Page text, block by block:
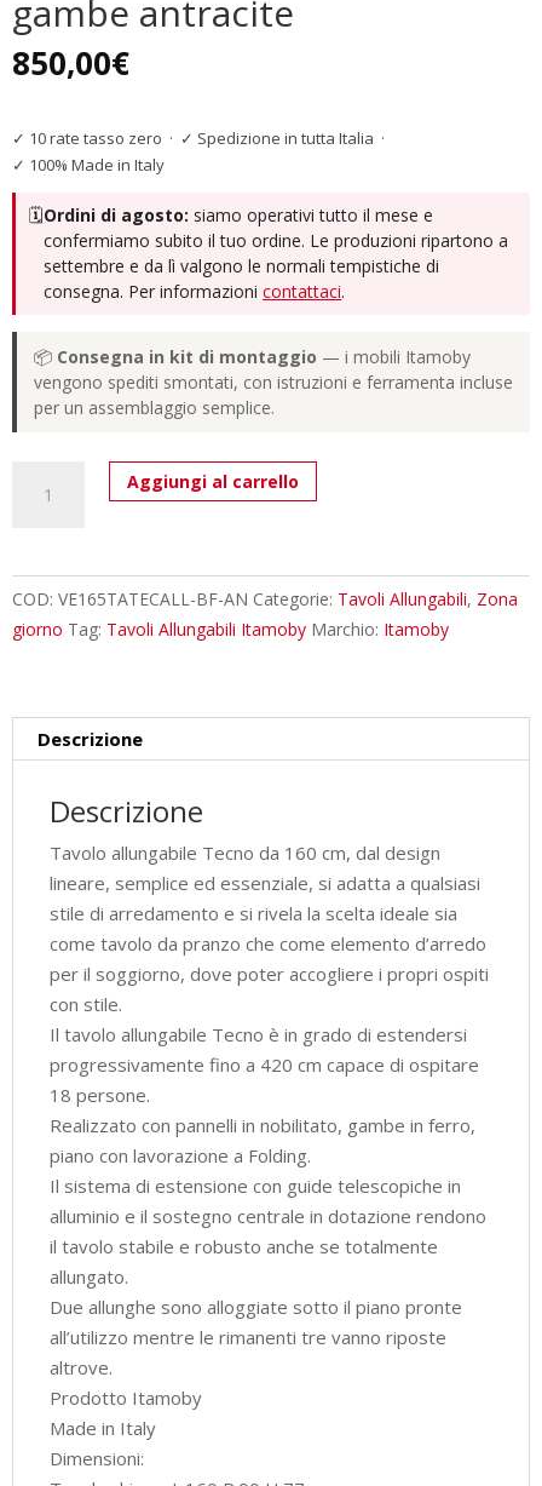
gambe antracite
850,00€
✓ 10 rate tasso zero · ✓ Spedizione in tutta Italia ·
✓ 100% Made in Italy
🗓️Ordini di agosto: siamo operativi tutto il mese e
confermiamo subito il tuo ordine. Le produzioni ripartono a
settembre e da lì valgono le normali tempistiche di
consegna. Per informazionicontattaci.
📦 Consegna in kit di montaggio — i mobili Itamoby
vengono spediti smontati, con istruzioni e ferramenta incluse
per un assemblaggio semplice.
allungabile
Tecno
bianco
antracite
quantità
Aggiungi al carrello
COD: VE165TATECALL-BF-AN Categorie: Tavoli Allungabili, Zona
giorno Tag: Tavoli Allungabili Itamoby Marchio: Itamoby
Descrizione
Descrizione
Tavolo allungabile Tecno da 160 cm, dal design
lineare, semplice ed essenziale, si adatta a qualsiasi
stile di arredamento e si rivela la scelta ideale sia
come tavolo da pranzo che come elemento d’arredo
per il soggiorno, dove poter accogliere i propri ospiti
con stile.
Il tavolo allungabile Tecno è in grado di estendersi
progressivamente fino a 420 cm capace di ospitare
18 persone.
Realizzato con pannelli in nobilitato, gambe in ferro,
piano con lavorazione a Folding.
Il sistema di estensione con guide telescopiche in
alluminio e il sostegno centrale in dotazione rendono
il tavolo stabile e robusto anche se totalmente
allungato.
Due allunghe sono alloggiate sotto il piano pronte
all’utilizzo mentre le rimanenti tre vanno riposte
altrove.
Prodotto Itamoby
Made in Italy
Dimensioni: